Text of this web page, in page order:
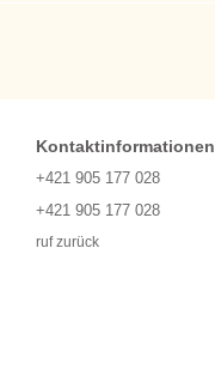
Kontaktinformationen
+421 905 177 028
+421 905 177 028
ruf zurück